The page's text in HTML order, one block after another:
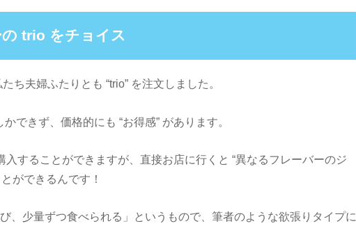
trio をチョイス
ち夫婦ふたりとも “trio” を注文しました。
できず、価格的にも “お得感” があります。
することができますが、直接お店に行くと “異なるフレーバーのジ
ができるんです！
、少量ずつ食べられる」というもので、筆者のような欲張りタイプに